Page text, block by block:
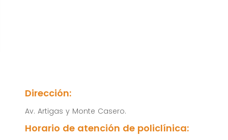
Dirección:
Av. Artigas y Monte Casero.
Horario de atención de policlínica:
visita. Si